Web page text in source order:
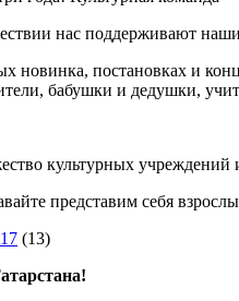
нас поддерживают
новинка, постановках и
бабушки и дедушки,
культурных
представим себя
(13)